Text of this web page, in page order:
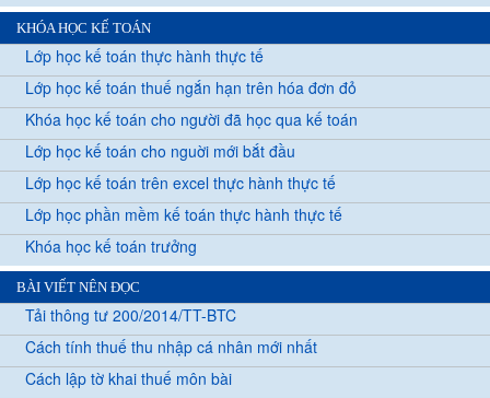
KHÓA HỌC KẾ TOÁN
Lớp học kế toán thực hành thực tế
Lớp học kế toán thuế ngắn hạn trên hóa đơn đỏ
Khóa học kế toán cho người đã học qua kế toán
Lớp học kế toán cho nguời mới bắt đầu
Lớp học kế toán trên excel thực hành thực tế
Lớp học phần mềm kế toán thực hành thực tế
Khóa học kế toán trưởng
BÀI VIẾT NÊN ĐỌC
Tải thông tư 200/2014/TT-BTC
Cách tính thuế thu nhập cá nhân mới nhất
Cách lập tờ khai thuế môn bài